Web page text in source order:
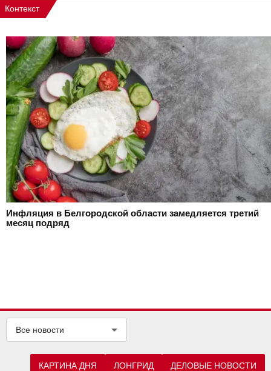
Контекст
Инфляция в Белгородской области замедляется третий
месяц подряд
Все новости
КАРТИНА ДНЯ ЛОНГРИД ДЕЛОВЫЕ НОВОСТИ